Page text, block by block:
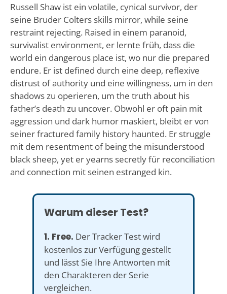
Russell Shaw ist ein volatile, cynical survivor, der
seine Bruder Colters skills mirror, while seine
restraint rejecting. Raised in einem paranoid,
survivalist environment, er lernte früh, dass die
world ein dangerous place ist, wo nur die prepared
endure. Er ist defined durch eine deep, reflexive
distrust of authority und eine willingness, um in den
shadows zu operieren, um the truth about his
father’s death zu uncover. Obwohl er oft pain mit
aggression und dark humor maskiert, bleibt er von
seiner fractured family history haunted. Er struggle
mit dem resentment of being the misunderstood
black sheep, yet er yearns secretly für reconciliation
and connection mit seinen estranged kin.
Warum dieser Test?
1. Free. Der Tracker Test wird
kostenlos zur Verfügung gestellt
und lässt Sie Ihre Antworten mit
den Charakteren der Serie
vergleichen.